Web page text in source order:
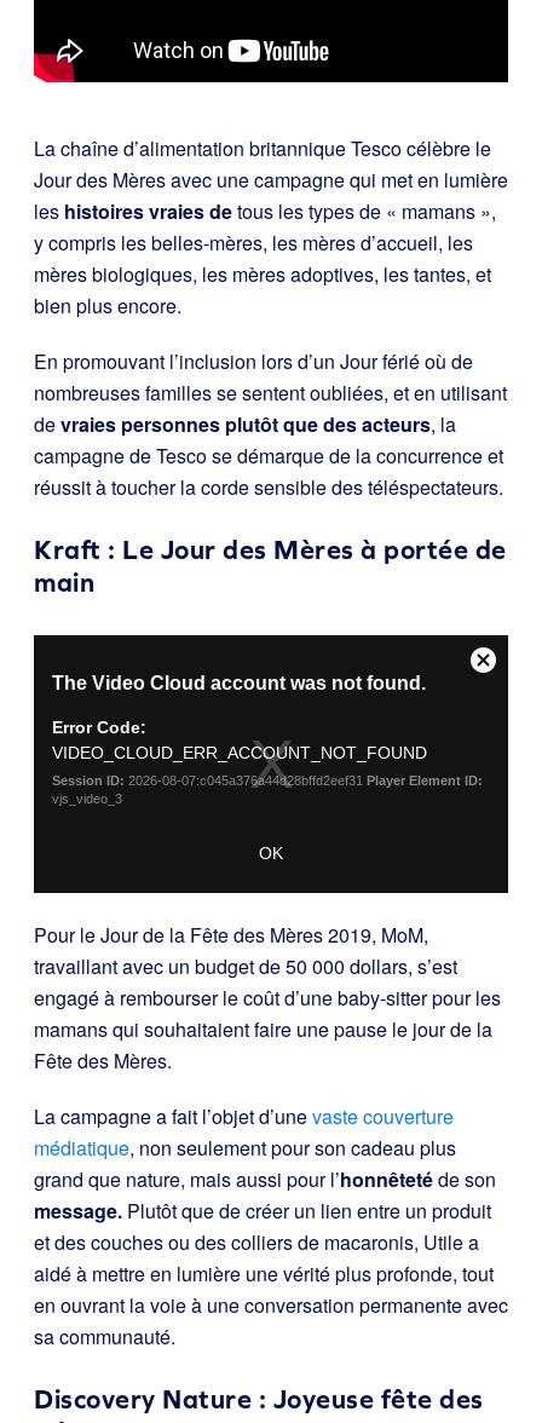
La chaîne d’alimentation britannique Tesco célèbre le
Jour des Mères avec une campagne qui met en lumière
les histoires vraies detous les types de « mamans »,
y compris les belles-mères, les mères d’accueil, les
mères biologiques, les mères adoptives, les tantes, et
bien plus encore.
En promouvant l’inclusion lors d’un Jour férié où de
nombreuses familles se sentent oubliées, et en utilisant
devraies personnes plutôt que des acteurs, la
campagne de Tesco se démarque de la concurrence et
réussit à toucher la corde sensible des téléspectateurs.
Kraft : Le Jour des Mères à portée de
main
Pour le Jour de la Fête des Mères 2019, MoM,
travaillant avec un budget de 50 000 dollars, s’est
engagé à rembourser le coût d’une baby-sitter pour les
mamans qui souhaitaient faire une pause le jour de la
Fête des Mères.
La campagne a fait l’objet d’unevaste couverture
médiatique, non seulement pour son cadeau plus
grand que nature, mais aussi pour l’honnêtetéde son
message. Plutôt que de créer un lien entre un produit
et des couches ou des colliers de macaronis, Utile a
aidé à mettre en lumière une vérité plus profonde, tout
en ouvrant la voie à une conversation permanente avec
sa communauté.
Discovery Nature : Joyeuse fête des